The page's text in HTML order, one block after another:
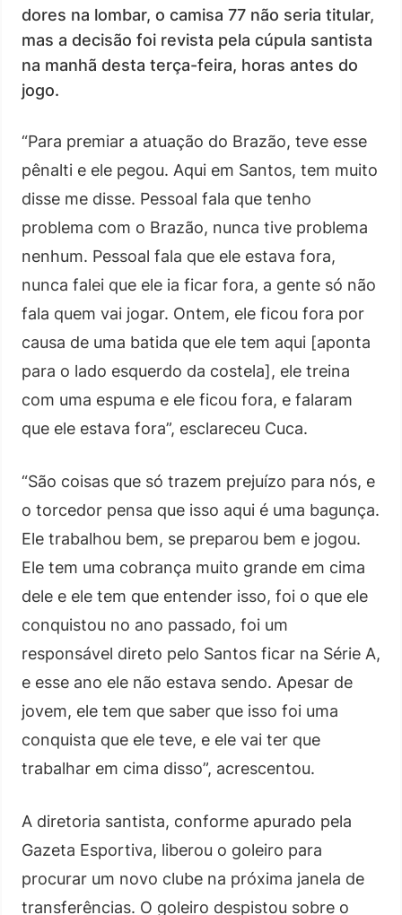
dores na lombar, o camisa 77 não seria titular,
mas a decisão foi revista pela cúpula santista
na manhã desta terça-feira, horas antes do
jogo.
“Para premiar a atuação do Brazão, teve esse
pênalti e ele pegou. Aqui em Santos, tem muito
disse me disse. Pessoal fala que tenho
problema com o Brazão, nunca tive problema
nenhum. Pessoal fala que ele estava fora,
nunca falei que ele ia ficar fora, a gente só não
fala quem vai jogar. Ontem, ele ficou fora por
causa de uma batida que ele tem aqui [aponta
para o lado esquerdo da costela], ele treina
com uma espuma e ele ficou fora, e falaram
que ele estava fora”, esclareceu Cuca.
“São coisas que só trazem prejuízo para nós, e
o torcedor pensa que isso aqui é uma bagunça.
Ele trabalhou bem, se preparou bem e jogou.
Ele tem uma cobrança muito grande em cima
dele e ele tem que entender isso, foi o que ele
conquistou no ano passado, foi um
responsável direto pelo Santos ficar na Série A,
e esse ano ele não estava sendo. Apesar de
jovem, ele tem que saber que isso foi uma
conquista que ele teve, e ele vai ter que
trabalhar em cima disso”, acrescentou.
A diretoria santista, conforme apurado pela
Gazeta Esportiva, liberou o goleiro para
procurar um novo clube na próxima janela de
transferências. O goleiro despistou sobre o